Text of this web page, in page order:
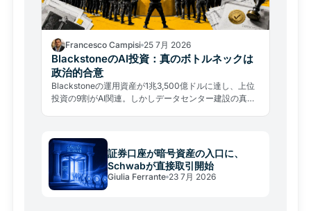
Francesco Campisi 25 7月 2026
BlackstoneのAI投資：真のボトルネックは
政治的合意
Blackstoneの運用資産が1兆3,500億ドルに達し、上位
投資の9割がAI関連。しかしデータセンター建設の真の
証券口座が暗号資産の入口に、
Schwabが直接取引開始
Giulia Ferrante 23 7月 2026